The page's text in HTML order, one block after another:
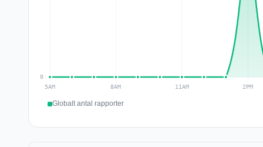
Globalt antal rapporter